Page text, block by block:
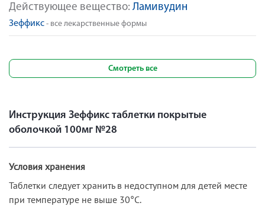
Действующее вещество: Ламивудин
Зеффикс - все лекарственные формы
Смотреть все
Инструкция Зеффикс таблетки покрытые
оболочкой 100мг №28
Условия хранения
Таблетки следует хранить в недоступном для детей месте
при температуре не выше 30°C.